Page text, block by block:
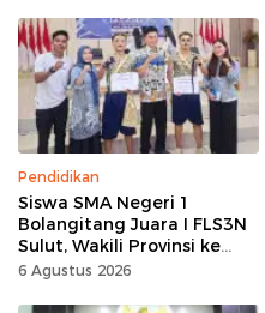
Pendidikan
Siswa SMA Negeri 1
Bolangitang Juara I FLS3N
Sulut, Wakili Provinsi ke
Tingkat Nasional
6 Agustus 2026